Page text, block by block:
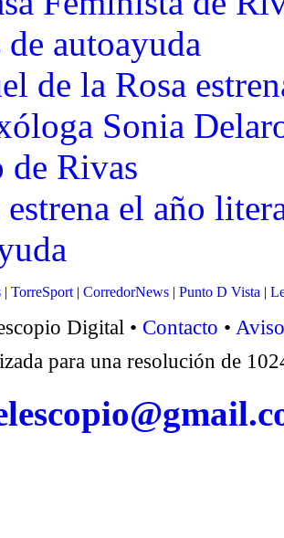
autoayuda
de la Rosa
Sonia
de Rivas
estrena el año
| TorreSport | CorredorNews | Punto D Vista |
Digital • Contacto •
para una resolución de